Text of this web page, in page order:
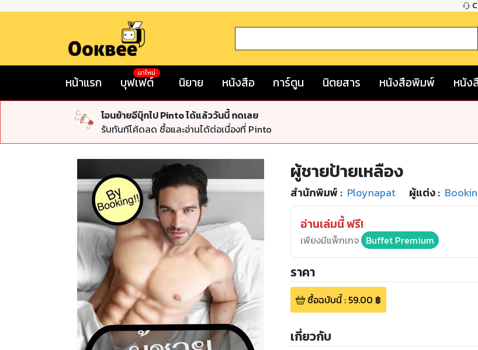
หน้าแรก บุฟเฟต์
มาใหม่
นิยาย หนังสือ การ์ตูน นิตยสาร หนังสือพิมพ์ หนัง
โอนย้ายอีบุ๊กไป Pinto ได้แล้ววันนี้ กดเลย
รับทันทีโค้ดลด ซื้อและอ่านได้ต่อเนื่องที่ Pinto
ผู้ชายป้ายเหลือง
สำนักพิมพ์ : Ploynapat ผู้แต่ง :
อ่านเล่มนี้ ฟรี!
เพียงมีแพ็กเกจ Buffet Premium
ราคา
ซื้อฉบับนี้: 59.00 ฿
เกี่ยวกับ